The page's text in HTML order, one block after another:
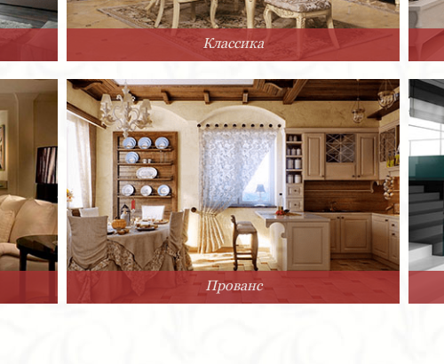
Классика
Прованс